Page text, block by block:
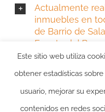
Actualmente
inmuebles en
de Barrio de
Fuente del
y Recoletos
Este sitio web utiliza
obtener estadísticas
usuario, mejorar su
contenidos en redes